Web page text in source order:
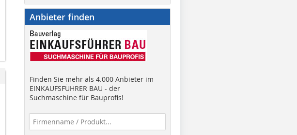
Anbieter finden
Finden Sie mehr als 4.000 Anbieter im
EINKAUFSFÜHRER BAU - der
Suchmaschine für Bauprofis!